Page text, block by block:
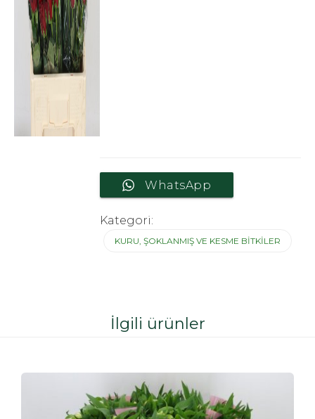
WhatsApp
Kategori:
KURU, ŞOKLANMIŞ VE KESME BITKILER
İlgili ürünler